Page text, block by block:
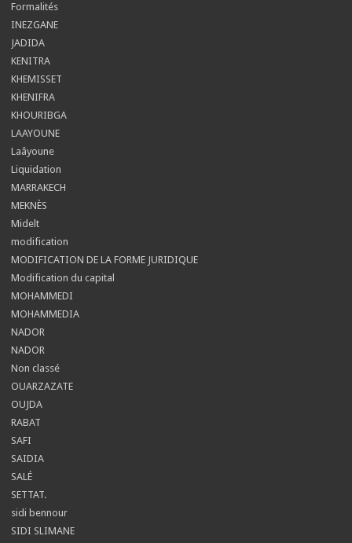
Formalités
INEZGANE
JADIDA
KENITRA
KHEMISSET
KHENIFRA
KHOURIBGA
LAAYOUNE
Laâyoune
Liquidation
MARRAKECH
MEKNÈS
Midelt
modification
MODIFICATION DE LA FORME JURIDIQUE
Modification du capital
MOHAMMEDI
MOHAMMEDIA
NADOR
NADOR
Non classé
OUARZAZATE
OUJDA
RABAT
SAFI
SAIDIA
SALÉ
SETTAT.
sidi bennour
SIDI SLIMANE